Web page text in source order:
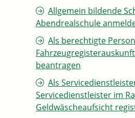
Allgemein bildende
Abendrealschule
Als berechtigte Person
beantragen
Als
Servicedienstleister im
Geldwäscheaufsicht